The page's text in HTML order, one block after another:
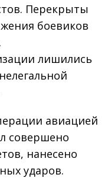
Перекрыты
боевиков
лишились
авиацией
совершено
нанесено
ударов.